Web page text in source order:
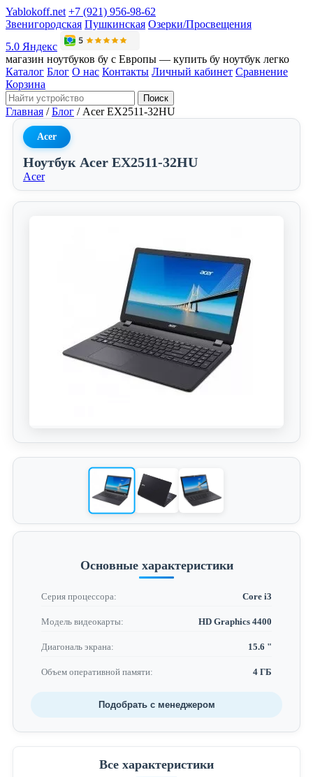
Yablokoff.net +7 (921) 956-98-62
Звенигородская Пушкинская Озерки/Просвещения
5.0 Яндекс
магазин ноутбуков бу с Европы — купить бу ноутбук легко
Каталог Блог О нас Контакты Личный кабинет Сравнение
Корзина
Поиск
Главная / Блог / Acer EX2511-32HU
Acer
Ноутбук Acer EX2511-32HU
Acer
Основные характеристики
Серия процессора: Core i3
Модель видеокарты: HD Graphics 4400
Диагональ экрана: 15.6 "
Объем оперативной памяти: 4 ГБ
Подобрать с менеджером
Все характеристики